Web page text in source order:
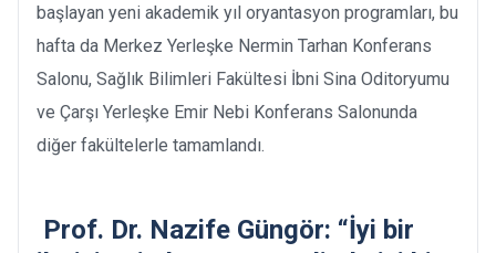
başlayan yeni akademik yıl oryantasyon programları, bu
hafta da Merkez Yerleşke Nermin Tarhan Konferans
Salonu, Sağlık Bilimleri Fakültesi İbni Sina Oditoryumu
ve Çarşı Yerleşke Emir Nebi Konferans Salonunda
diğer fakültelerle tamamlandı.
Prof. Dr. Nazife Güngör: “İyi bir